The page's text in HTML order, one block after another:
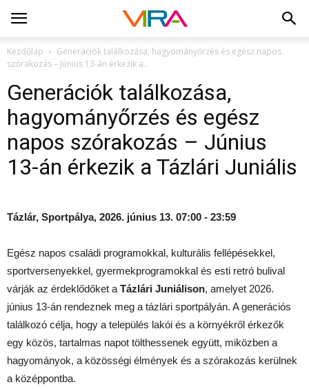
Kezdőlap
Generációk találkozása, hagyományőrzés és egész napos
szórakozás – Június 13-án érkezik a...
Generációk találkozása,
hagyományőrzés és egész
napos szórakozás – Június
13-án érkezik a Tázlári Juniális
Tázlár, Sportpálya, 2026. június 13. 07:00 - 23:59
Egész napos családi programokkal, kulturális fellépésekkel,
sportversenyekkel, gyermekprogramokkal és esti retró bulival
várják az érdeklődőket a Tázlári Juniálison, amelyet 2026.
június 13-án rendeznek meg a tázlári sportpályán. A generációs
találkozó célja, hogy a település lakói és a környékről érkezők
egy közös, tartalmas napot tölthessenek együtt, miközben a
hagyományok, a közösségi élmények és a szórakozás kerülnek
a középpontba.